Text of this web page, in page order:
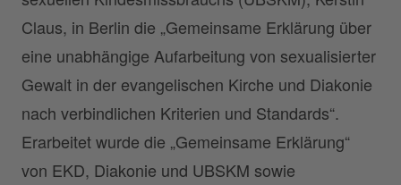
Claus, in Berlin die „Gemeinsame Erklärung über
eine unabhängige Aufarbeitung von sexualisierter
Gewalt in der evangelischen Kirche und Diakonie
nach verbindlichen Kriterien und Standards“.
Erarbeitet wurde die „Gemeinsame Erklärung“
von EKD, Diakonie und UBSKM sowie